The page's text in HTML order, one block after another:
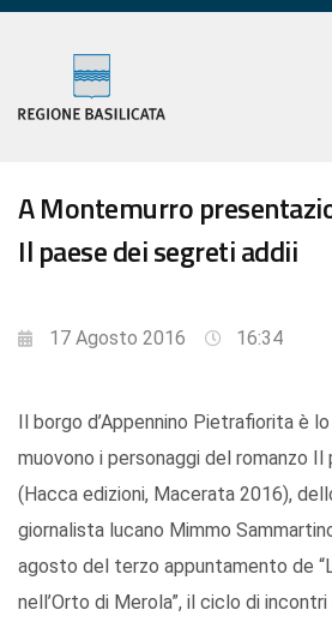
A Montemurro
Il paese dei segreti addii
17 Agosto 2016 16:34
Il borgo d’Appennino Pietrafiorita è
muovono i personaggi del romanzo
(Hacca edizioni, Macerata 2016),
giornalista lucano Mimmo
agosto del terzo appuntamento de
nell’Orto di Merola”, il ciclo di